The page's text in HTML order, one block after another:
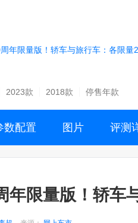
年限量版！轿车与旅行车：各限量
2023款 2018款 停售年款
数配置 图片 评测
年限量版！轿车